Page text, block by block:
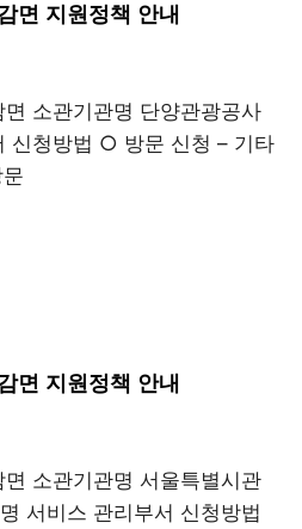
면 지원정책 안내
소관기관명 단양관광공사
신청방법 ○ 방문 신청 – 기타
면 지원정책 안내
소관기관명 서울특별시관
서비스 관리부서 신청방법